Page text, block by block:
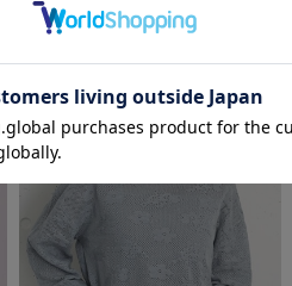
10%OFF! 8/10 10:00まで
￥7,700